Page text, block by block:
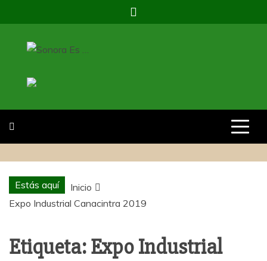
al
contenido
SONORA ES …
Estás aquí
Inicio
Expo Industrial Canacintra 2019
Etiqueta:Expo Industrial